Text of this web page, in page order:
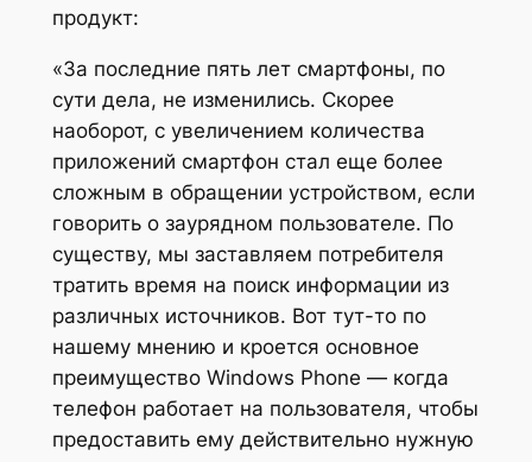
продукт:
«За последние пять лет смартфоны, по
сути дела, не изменились. Скорее
наоборот, с увеличением количества
приложений смартфон стал еще более
сложным в обращении устройством, если
говорить о заурядном пользователе. По
существу, мы заставляем потребителя
тратить время на поиск информации из
различных источников. Вот тут-то по
нашему мнению и кроется основное
преимущество Windows Phone — когда
телефон работает на пользователя, чтобы
предоставить ему действительно нужную